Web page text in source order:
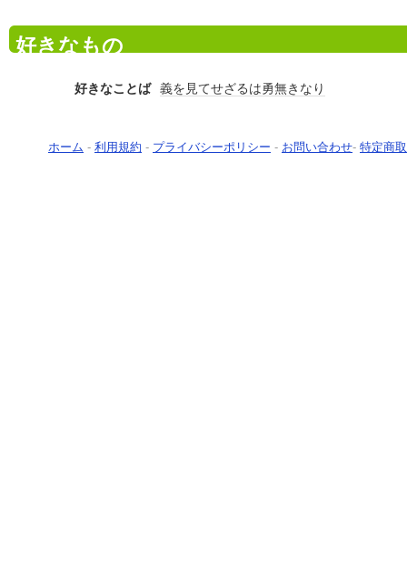
好きなもの
好きなことば 義を見てせざるは勇無きなり
ホーム - 利用規約 - プライバシーポリシー - お問い合わせ- 特定商